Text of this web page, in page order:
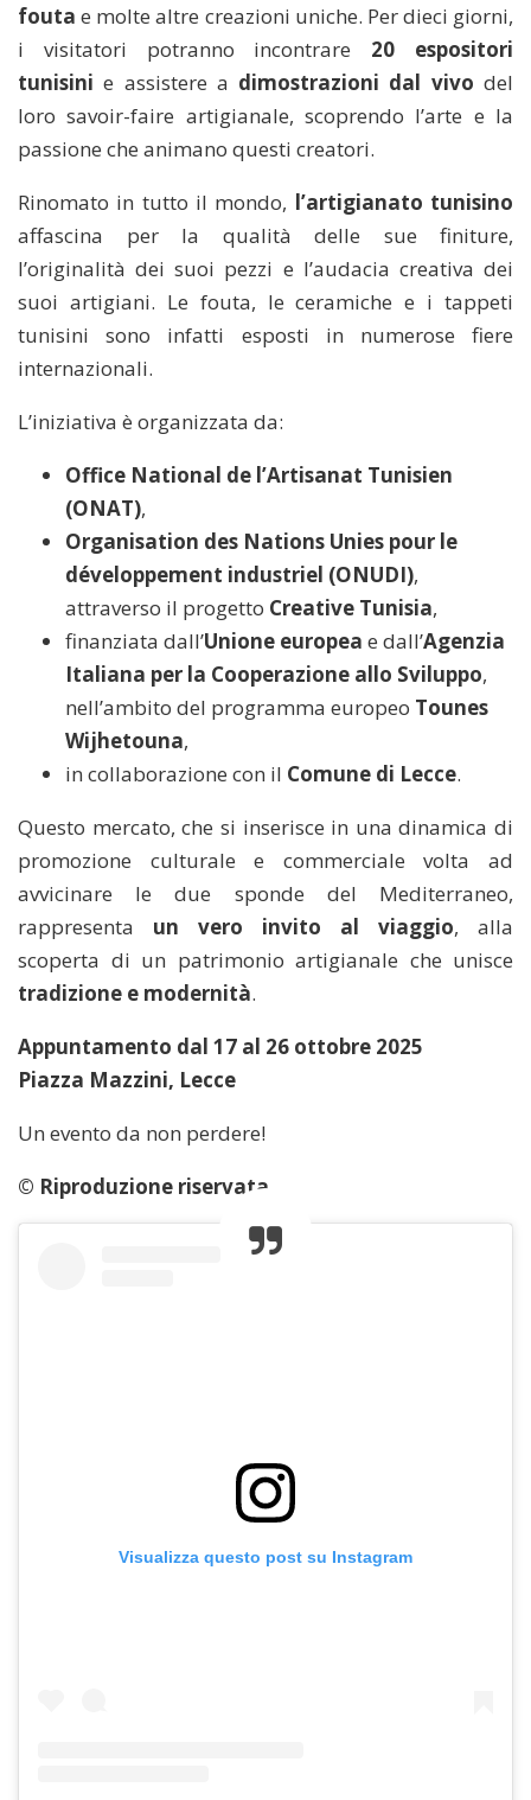
fouta e molte altre creazioni uniche. Per dieci giorni,
i visitatori potranno incontrare 20 espositori
tunisini e assistere a dimostrazioni dal vivo del
loro savoir-faire artigianale, scoprendo l’arte e la
passione che animano questi creatori.
Rinomato in tutto il mondo, l’artigianato tunisino
affascina per la qualità delle sue finiture,
l’originalità dei suoi pezzi e l’audacia creativa dei
suoi artigiani. Le fouta, le ceramiche e i tappeti
tunisini sono infatti esposti in numerose fiere
internazionali.
L’iniziativa è organizzata da:
Office National de l’Artisanat Tunisien
(ONAT),
Organisation des Nations Unies pour le
développement industriel (ONUDI),
attraverso il progetto Creative Tunisia,
finanziata dall’Unione europea e dall’Agenzia
Italiana per la Cooperazione allo Sviluppo,
nell’ambito del programma europeo Tounes
Wijhetouna,
in collaborazione con il Comune di Lecce.
Questo mercato, che si inserisce in una dinamica di
promozione culturale e commerciale volta ad
avvicinare le due sponde del Mediterraneo,
rappresenta un vero invito al viaggio, alla
scoperta di un patrimonio artigianale che unisce
tradizione e modernità.
Appuntamento dal 17 al 26 ottobre 2025
Piazza Mazzini, Lecce
Un evento da non perdere!
© Riproduzione riservata
Visualizza questo post su Instagram